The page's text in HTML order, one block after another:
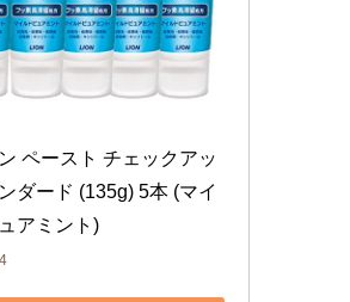
ペースト チェックアッ
ダード (135g) 5本 (マイ
アミント)